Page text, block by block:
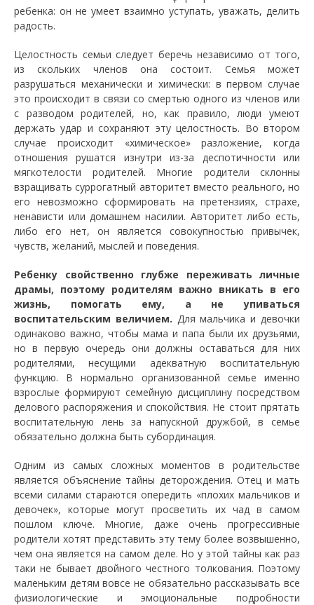
ребенка: он не умеет взаимно уступать, уважать, делить
радость.
Целостность семьи следует беречь независимо от того,
из скольких членов она состоит. Семья может
разрушаться механически и химически: в первом случае
это происходит в связи со смертью одного из членов или
с разводом родителей, но, как правило, люди умеют
держать удар и сохраняют эту целостность. Во втором
случае происходит «химическое» разложение, когда
отношения рушатся изнутри из-за деспотичности или
мягкотелости родителей. Многие родители склонны
взращивать суррогатный авторитет вместо реального, но
его невозможно сформировать на претензиях, страхе,
ненависти или домашнем насилии. Авторитет либо есть,
либо его нет, он является совокупностью привычек,
чувств, желаний, мыслей и поведения.
Ребенку свойственно глубже переживать личные
драмы, поэтому родителям важно вникать в его
жизнь, помогать ему, а не упиваться
воспитательским величием. Для мальчика и девочки
одинаково важно, чтобы мама и папа были их друзьями,
но в первую очередь они должны оставаться для них
родителями, несущими адекватную воспитательную
функцию. В нормально организованной семье именно
взрослые формируют семейную дисциплину посредством
делового распоряжения и спокойствия. Не стоит прятать
воспитательную лень за напускной дружбой, в семье
обязательно должна быть субординация.
Одним из самых сложных моментов в родительстве
является объяснение тайны деторождения. Отец и мать
всеми силами стараются опередить «плохих мальчиков и
девочек», которые могут просветить их чад в самом
пошлом ключе. Многие, даже очень прогрессивные
родители хотят представить эту тему более возвышенно,
чем она является на самом деле. Но у этой тайны как раз
таки не бывает двойного честного толкования. Поэтому
маленьким детям вовсе не обязательно рассказывать все
физиологические и эмоциональные подробности